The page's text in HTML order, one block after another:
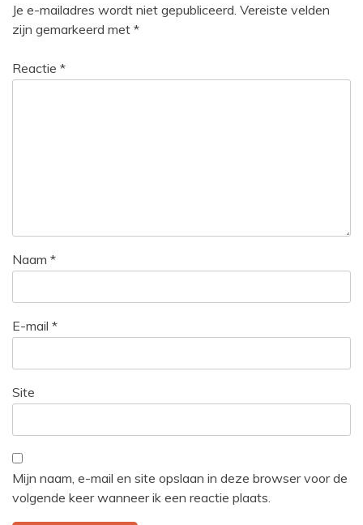
Je e-mailadres wordt niet gepubliceerd. Vereiste velden
zijn gemarkeerd met *
Reactie *
Naam *
E-mail *
Site
Mijn naam, e-mail en site opslaan in deze browser voor de
volgende keer wanneer ik een reactie plaats.